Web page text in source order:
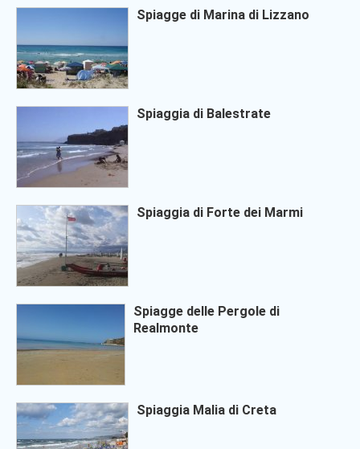
Spiagge di Marina di Lizzano
Spiaggia di Balestrate
Spiaggia di Forte dei Marmi
Spiagge delle Pergole di
Realmonte
Spiaggia Malia di Creta